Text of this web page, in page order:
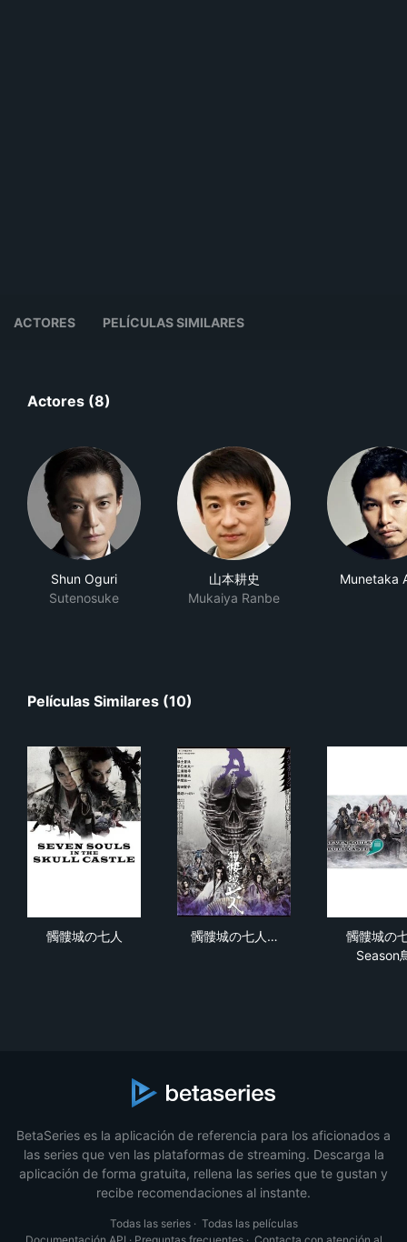
ACTORES PELÍCULAS SIMILARES
Actores (8)
Shun Oguri
Sutenosuke
山本耕史
Mukaiya Ranbe
Munetaka
Películas Similares (10)
髑髏城の七人 髑髏城の七人…
髑髏城の
Season
BetaSeries es la aplicación de referencia para los aficionados a
las series que ven las plataformas de streaming. Descarga la
aplicación de forma gratuita, rellena las series que te gustan y
recibe recomendaciones al instante.
Todas las series· Todas las películas
Documentación API · Preguntas frecuentes· Contacta con atención al